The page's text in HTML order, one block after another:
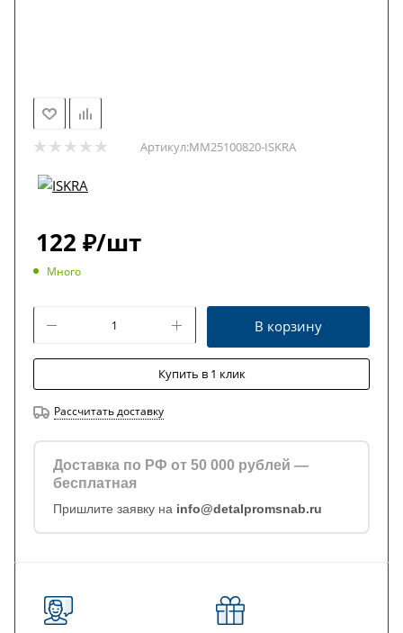
Артикул:MM25100820-ISKRA
122 ₽/шт
Много
В корзину
Купить в 1 клик
Рассчитать доставку
Доставка по РФ от 50 000 рублей —
бесплатная
Пришлите заявку на info@detalpromsnab.ru